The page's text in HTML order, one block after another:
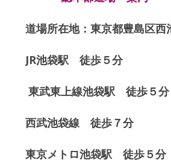
道場所在地：東京都豊島区西
JR池袋駅 徒歩５分
東武東上線池袋駅 徒歩５分
西武池袋線 徒歩７分
東京メトロ池袋駅 徒歩５分